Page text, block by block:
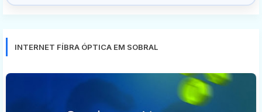
INTERNET FÍBRA ÓPTICA EM SOBRAL